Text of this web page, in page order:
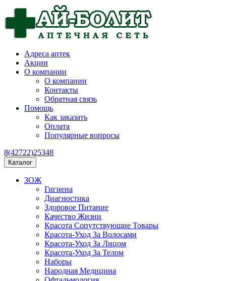
Адреса аптек
Акции
О компании
О компании
Контакты
Обратная связь
Помощь
Как заказать
Оплата
Популярные вопросы
8(42722)25348
Каталог
ЗОЖ
Гигиена
Диагностика
Здоровое Питание
Качество Жизни
Красота Сопутствующие Товары
Красота-Уход За Волосами
Красота-Уход За Лицом
Красота-Уход За Телом
Наборы
Народная Медицина